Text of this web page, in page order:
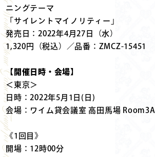
ニングテーマ
「サイレントマイノリティー」
発売日：2022年4月27日（水）
1,320円（税込）／品番：ZMCZ-15451
【開催日時・会場】
＜東京＞
日時：2022年5月1日(日)
会場：ワイム貸会議室 高田馬場 Room3A
《1回目》
開場：12時00分